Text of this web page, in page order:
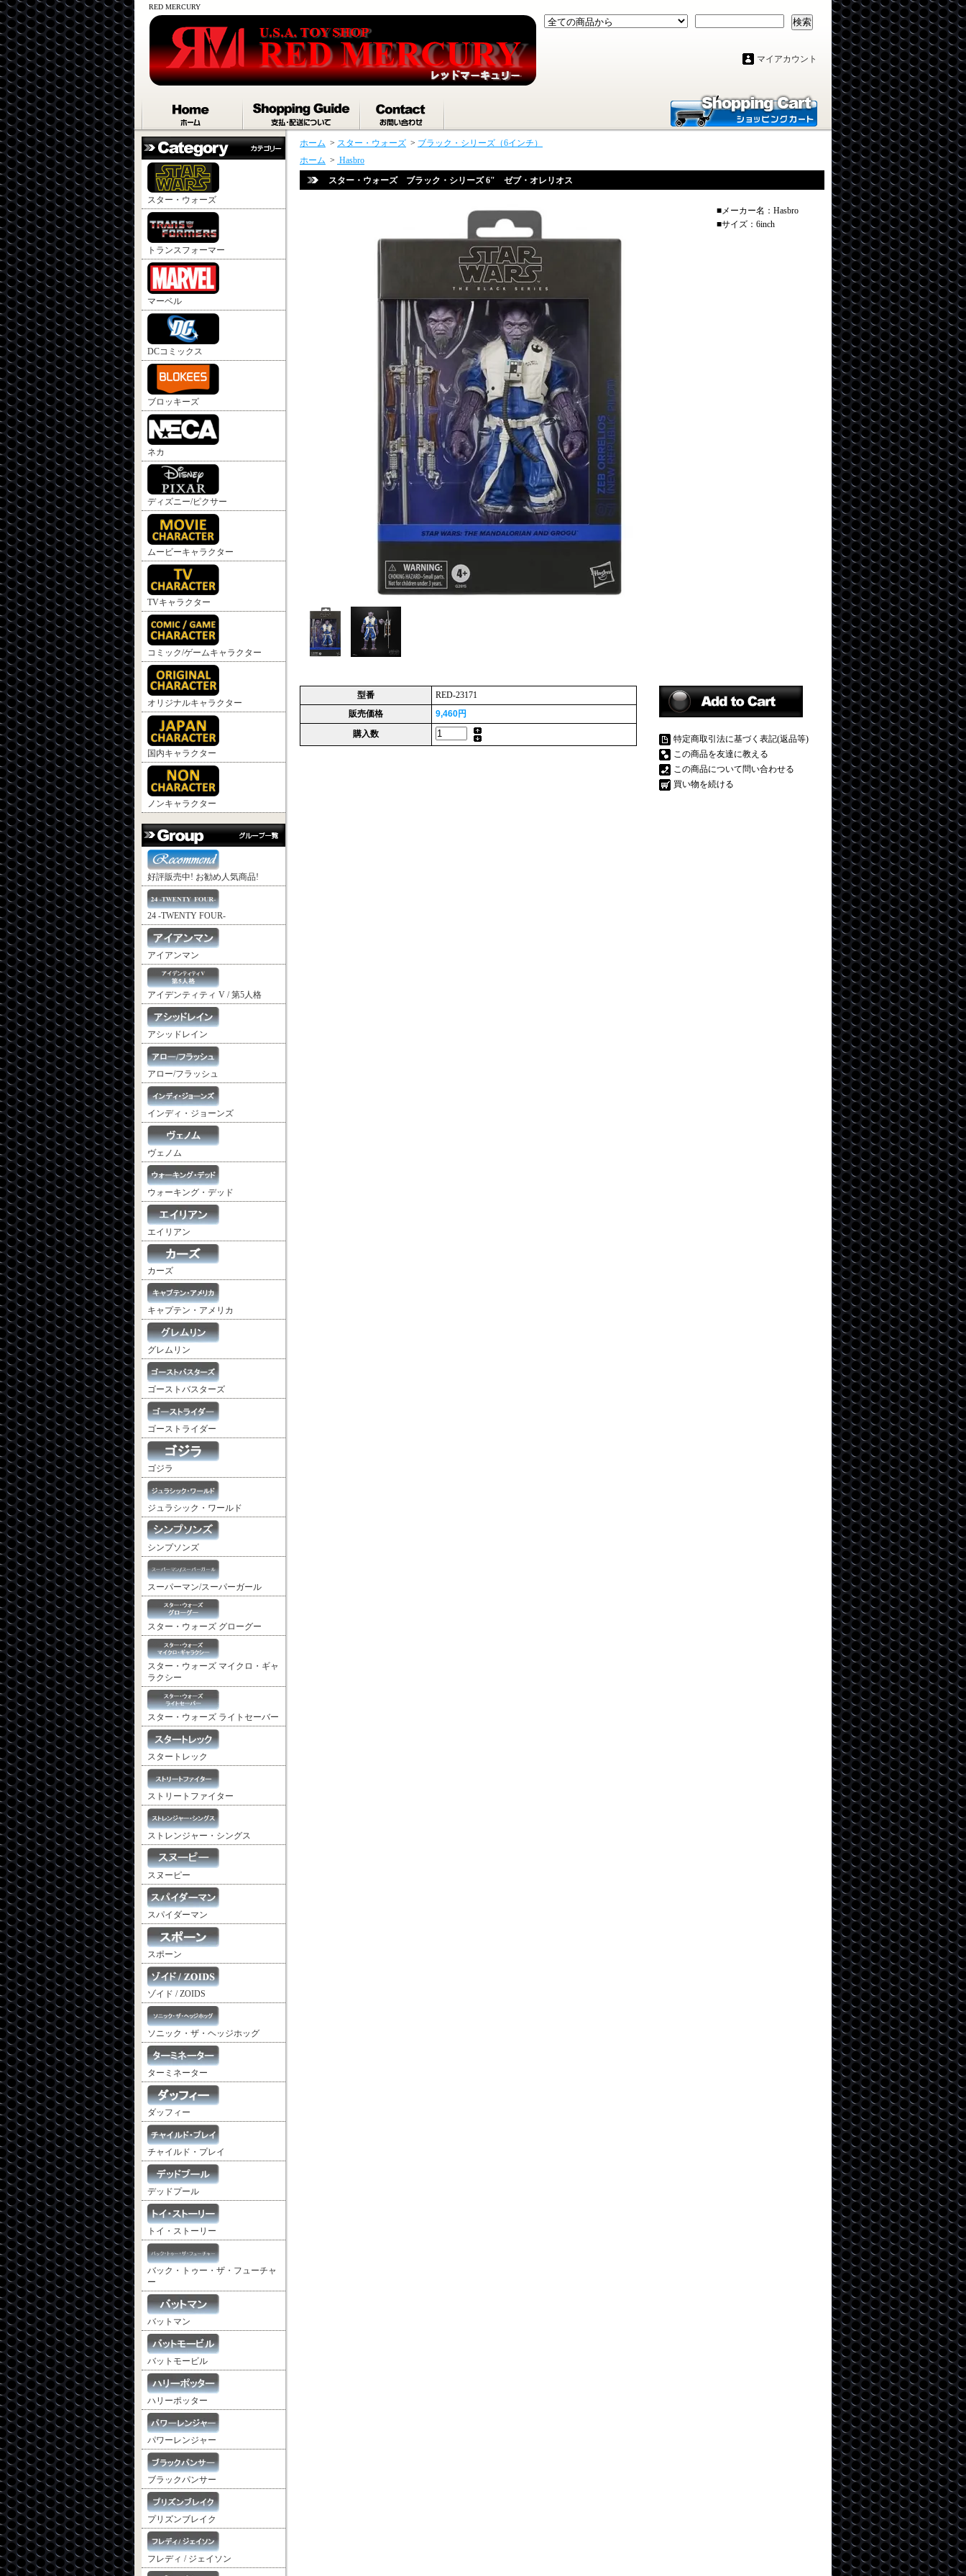
RED MERCURY
検索
マイアカウント
スター・ウォーズ
トランスフォーマー
マーベル
DCコミックス
ブロッキーズ
ネカ
ディズニー/ピクサー
ムービーキャラクター
TVキャラクター
コミック/ゲームキャラクター
オリジナルキャラクター
国内キャラクター
ノンキャラクター
好評販売中! お勧め人気商品!
24 -TWENTY FOUR-
アイアンマン
アイデンティティ V / 第5人格
アシッドレイン
アロー/フラッシュ
インディ・ジョーンズ
ヴェノム
ウォーキング・デッド
エイリアン
カーズ
キャプテン・アメリカ
グレムリン
ゴーストバスターズ
ゴーストライダー
ゴジラ
ジュラシック・ワールド
シンプソンズ
スーパーマン/スーパーガール
スター・ウォーズ グローグー
スター・ウォーズ マイクロ・ギャ
ラクシー
スター・ウォーズ ライトセーバー
スタートレック
ストリートファイター
ストレンジャー・シングス
スヌーピー
スパイダーマン
スポーン
ゾイド / ZOIDS
ソニック・ザ・ヘッジホッグ
ターミネーター
ダッフィー
チャイルド・プレイ
デッドプール
トイ・ストーリー
バック・トゥー・ザ・フューチャ
ー
バットマン
バットモービル
ハリーポッター
パワーレンジャー
ブラックパンサー
プリズンブレイク
フレディ / ジェイソン
ホーム > スター・ウォーズ > ブラック・シリーズ（6インチ）
ホーム > Hasbro
スター・ウォーズ ブラック・シリーズ 6" ゼブ・オレリオス
■メーカー名：Hasbro
■サイズ：6inch
型番
RED-23171
販売価格
9,460円
購入数
特定商取引法に基づく表記(返品等)
この商品を友達に教える
この商品について問い合わせる
買い物を続ける